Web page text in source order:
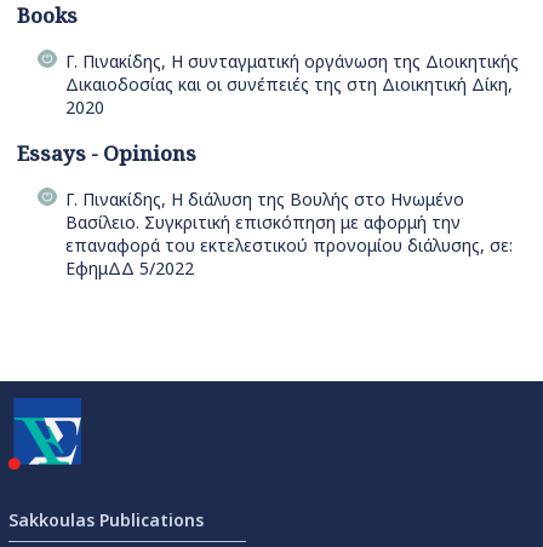
Books
Γ. Πινακίδης, Η συνταγματική οργάνωση της Διοικητικής
Δικαιοδοσίας και οι συνέπειές της στη Διοικητική Δίκη,
2020
Essays - Opinions
Γ. Πινακίδης, Η διάλυση της Βουλής στο Ηνωμένο
Βασίλειο. Συγκριτική επισκόπηση με αφορμή την
επαναφορά του εκτελεστικού προνομίου διάλυσης, σε:
ΕφημΔΔ 5/2022
Sakkoulas Publications